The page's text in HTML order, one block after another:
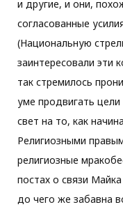
и другие, и они,
согласованные
(Национальную
заинтересовали эти
так стремилось
уме продвигать
свет на то, как
Религиозными
религиозные
постах о связи
до чего же забавна